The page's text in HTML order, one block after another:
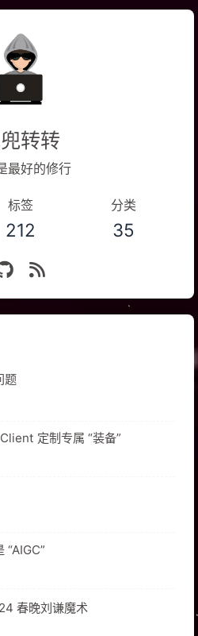
转转
最好的修行
标签
212
分类
35
题
定制专属 “装备”
“AIGC”
春晚刘谦魔术